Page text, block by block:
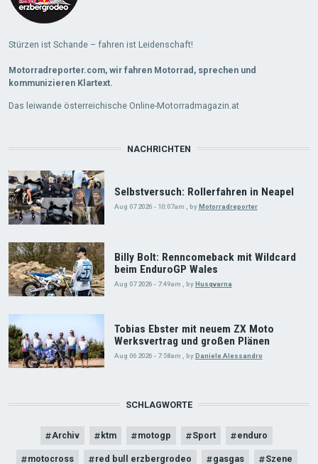
Stürzen ist Schande – fahren ist Leidenschaft!
Motorradreporter.com, wir fahren Motorrad, sprechen und
kommunizieren Klartext.
Das leiwande österreichische Online-Motorradmagazin.at
NACHRICHTEN
Selbstversuch: Rollerfahren in Neapel
Aug 07 2026 - 10:07am byMotorradreporter
Billy Bolt: Renncomeback mit Wildcard
beim EnduroGP Wales
Aug 07 2026 - 7:49am byHusqvarna
Tobias Ebster mit neuem ZX Moto
Werksvertrag und großen Plänen
Aug 06 2026 - 7:58am byDaniele Alessandro
SCHLAGWORTE
Archiv ktm motogp Sport enduro
motocross red bull erzbergrodeo gasgas Szene